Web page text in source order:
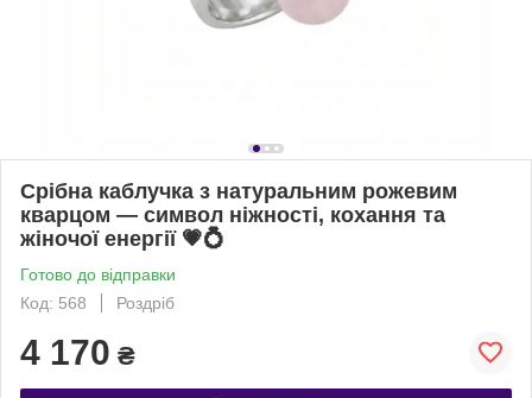
Срібна каблучка з натуральним рожевим
кварцом — символ ніжності, кохання та
жіночої енергії 💗💍
Готово до відправки
Код: 568
Роздріб
4 170 ₴